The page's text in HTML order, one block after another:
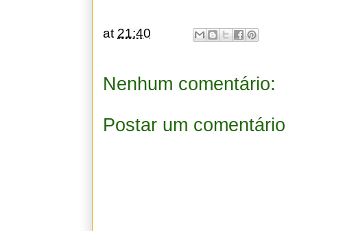
at 21:40
Nenhum comentário:
Postar um comentário